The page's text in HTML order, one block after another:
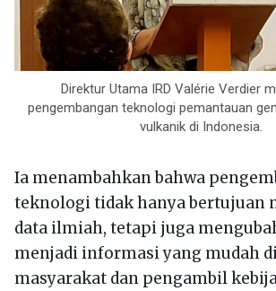
Direktur Utama IRD Valérie Verdier
pengembangan teknologi pemantauan
vulkanik di Indonesia.
Ia menambahkan bahwa
teknologi tidak hanya bertujuan
data ilmiah, tetapi juga
menjadi informasi yang mudah
masyarakat dan pengambil